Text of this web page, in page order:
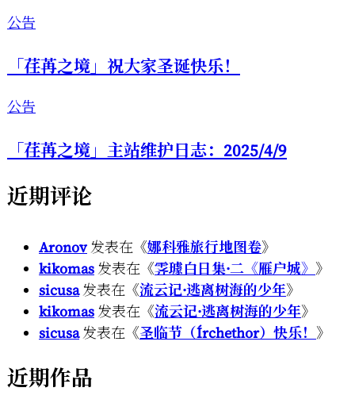
公告
「荏苒之境」祝大家圣诞快乐！
公告
「荏苒之境」主站维护日志：2025/4/9
近期评论
Aronov发表在《娜科雅旅行地图卷》
kikomas发表在《霁璩白日集·二《雁户城》 》
sicusa发表在《流云记·逃离树海的少年》
kikomas发表在《流云记·逃离树海的少年》
sicusa发表在《圣临节（Írchethor）快乐！ 》
近期作品